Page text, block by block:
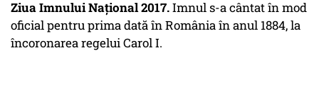
Ziua Imnului Național 2017.Imnul s-a cântat în mod
oficial pentru prima dată în România în anul 1884, la
încoronarea regelui Carol I.